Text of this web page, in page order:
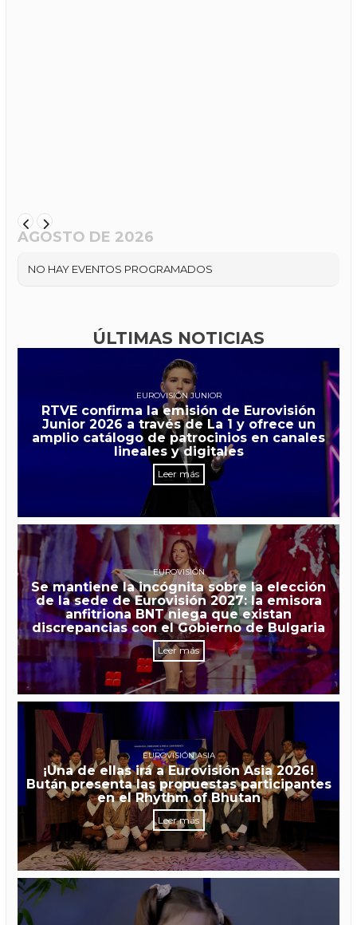
AGOSTO DE 2026
NO HAY EVENTOS PROGRAMADOS
ÚLTIMAS NOTICIAS
EUROVISIÓN JUNIOR
RTVE confirma la emisión de Eurovisión
Junior 2026 a través de La 1 y ofrece un
amplio catálogo de patrocinios en canales
lineales y digitales
Leer más
EUROVISIÓN
Se mantiene la incógnita sobre la elección
de la sede de Eurovisión 2027: la emisora
anfitriona BNT niega que existan
discrepancias con el Gobierno de Bulgaria
Leer más
EUROVISIÓN ASIA
¡Una de ellas irá a Eurovisión Asia 2026!
Bután presenta las propuestas participantes
en el Rhythm of Bhutan
Leer más